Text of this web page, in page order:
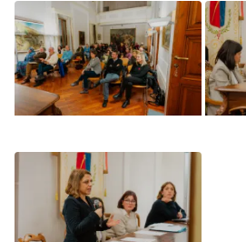
Image Image
Image